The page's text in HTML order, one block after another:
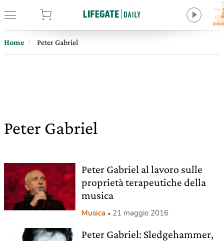
Home Peter Gabriel
Peter Gabriel
Peter Gabriel al lavoro sulle
proprietà terapeutiche della
musica
Musica 21 maggio 2016
Peter Gabriel: Sledgehammer,